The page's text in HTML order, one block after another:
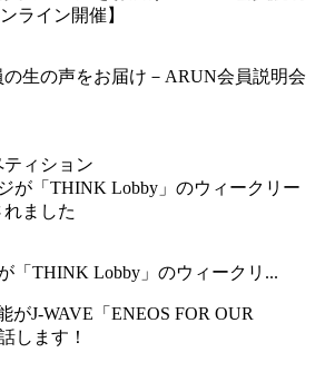
生の声をお届け－ARUN会員説明会
ティション
「THINK Lobby」のウィークリ...